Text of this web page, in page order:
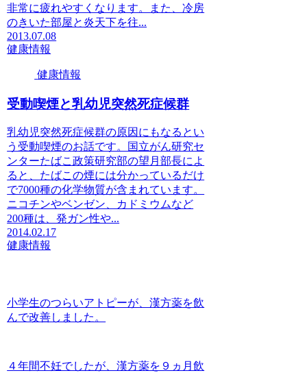
非常に疲れやすくなります。また、冷房
のきいた部屋と炎天下を往...
2013.07.08
健康情報
健康情報
受動喫煙と乳幼児突然死症候群
乳幼児突然死症候群の原因にもなるとい
う受動喫煙のお話です。国立がん研究セ
ンターたばこ政策研究部の望月部長によ
ると、たばこの煙には分かっているだけ
で7000種の化学物質が含まれています。
ニコチンやベンゼン、カドミウムなど
200種は、発ガン性や...
2014.02.17
健康情報
小学生のつらいアトピーが、漢方薬を飲
んで改善しました。
４年間不妊でしたが、漢方薬を９ヵ月飲